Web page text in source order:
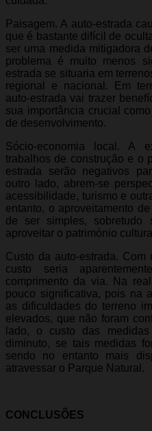
Paisagem. A auto-estrada
que é bastante difícil de
ser uma medida mitigadora
problema é muito menos
estrada se situaria em
regional e nacional. Em
auto-estrada vai trazer
sua importância crucial
de desenvolvimento.
Sócio-economia local. A
trabalhos de construção e o
estrada serão negativos
outro lado, abrem-se
acessibilidade, turismo e
entanto, o aproveitamento
de ser simples, sobretudo
aproveitar o património
Custo da auto-estrada.
custo seria
comprimento da via. Na
pouco significativa, pois na
as dificuldades do terreno
elevados, que não foram
lado, o custo das
diminuto, se tais medidas
sendo no entanto mais
atravessar o Parque Natural.
CONCLUSÕES